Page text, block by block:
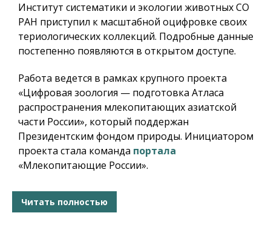
Институт систематики и экологии животных СО
РАН приступил к масштабной оцифровке своих
териологических коллекций. Подробные данные
постепенно появляются в открытом доступе.
Работа ведется в рамках крупного проекта
«Цифровая зоология — подготовка Атласа
распространения млекопитающих азиатской
части России», который поддержан
Президентским фондом природы. Инициатором
проекта стала команда портала
«Млекопитающие России».
Читать полностью